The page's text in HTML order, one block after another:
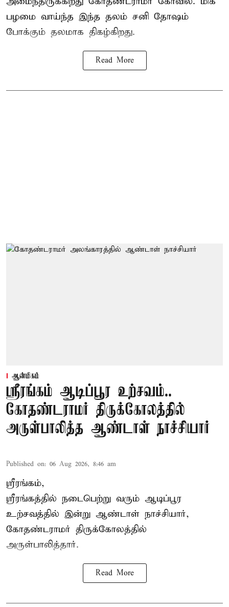
பழமை வாய்ந்த இந்த தலம் சனி தோஷம்
போக்கும் தலமாக திகழ்கிறது.
Read More
ஆன்மிகம்
ஸ்ரீரங்கம் ஆடிப்பூர உற்சவம்..
கோதண்டராமர் திருக்கோலத்தில்
அருள்பாலித்த ஆண்டாள் நாச்சியார்
Published on: 06 Aug 2026, 8:46 am
ஸ்ரீரங்கம்,
ஸ்ரீரங்கத்தில் நடைபெற்று வரும் ஆடிப்பூர
உற்சவத்தில் இன்று ஆண்டாள் நாச்சியார்,
கோதண்டராமர் திருக்கோலத்தில்
அருள்பாலித்தார்.
Read More